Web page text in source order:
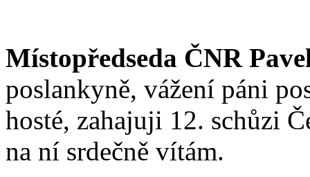
Místopředseda ČNR
poslankyně, vážení páni
hosté, zahajuji 12. schůzi
na ní srdečně vítám.